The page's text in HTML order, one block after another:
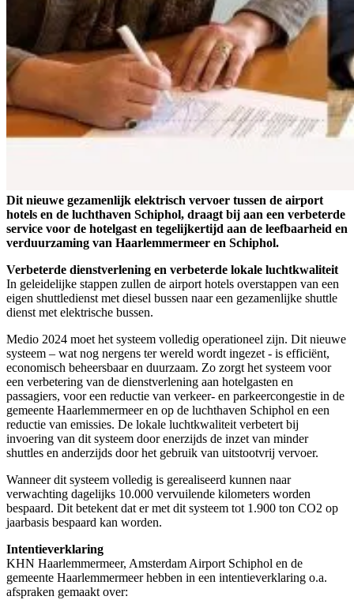
Dit nieuwe gezamenlijk elektrisch vervoer tussen de airport
hotels en de luchthaven Schiphol, draagt bij aan een verbeterde
service voor de hotelgast en tegelijkertijd aan de leefbaarheid en
verduurzaming van Haarlemmermeer en Schiphol.
Verbeterde dienstverlening en verbeterde lokale luchtkwaliteit
In geleidelijke stappen zullen de airport hotels overstappen van een
eigen shuttledienst met diesel bussen naar een gezamenlijke shuttle
dienst met elektrische bussen.
Medio 2024 moet het systeem volledig operationeel zijn. Dit nieuwe
systeem – wat nog nergens ter wereld wordt ingezet - is efficiënt,
economisch beheersbaar en duurzaam. Zo zorgt het systeem voor
een verbetering van de dienstverlening aan hotelgasten en
passagiers, voor een reductie van verkeer- en parkeercongestie in de
gemeente Haarlemmermeer en op de luchthaven Schiphol en een
reductie van emissies. De lokale luchtkwaliteit verbetert bij
invoering van dit systeem door enerzijds de inzet van minder
shuttles en anderzijds door het gebruik van uitstootvrij vervoer.
Wanneer dit systeem volledig is gerealiseerd kunnen naar
verwachting dagelijks 10.000 vervuilende kilometers worden
bespaard. Dit betekent dat er met dit systeem tot 1.900 ton CO2 op
jaarbasis bespaard kan worden.
Intentieverklaring
KHN Haarlemmermeer, Amsterdam Airport Schiphol en de
gemeente Haarlemmermeer hebben in een intentieverklaring o.a.
afspraken gemaakt over: